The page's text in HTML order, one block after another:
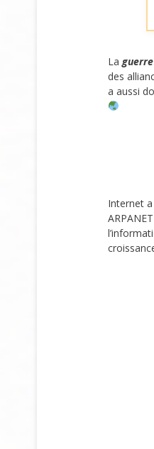
La
des
a aussi
Internet